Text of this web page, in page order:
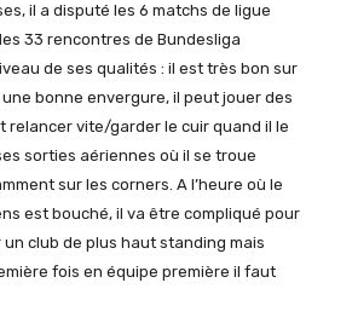
il a disputé les 6 matchs de ligue
33 rencontres de Bundesliga
de ses qualités : il est très bon sur
bonne envergure, il peut jouer des
relancer vite/garder le cuir quand il le
sorties aériennes où il se troue
sur les corners. A l’heure où le
est bouché, il va être compliqué pour
club de plus haut standing mais
fois en équipe première il faut